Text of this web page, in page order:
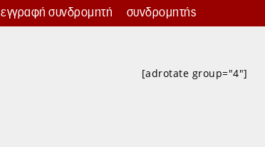
εγγραφή συνδρομητή συνδρομητής
[adrotate group="4"]